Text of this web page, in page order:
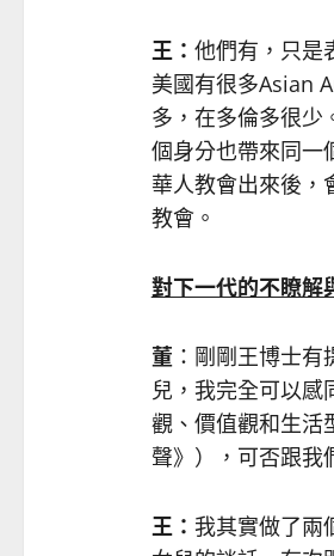
王： 他們有，只是
美國有很多Asian
多，在多倫多很少
個身分也帶來同一
華人教會出來後，
教會。
對下一代的不瞭解
董 ：剛剛王博士
兒，我完全可以感
觀、價值觀和生
聲》），可否跟我
王： 我其實做了兩